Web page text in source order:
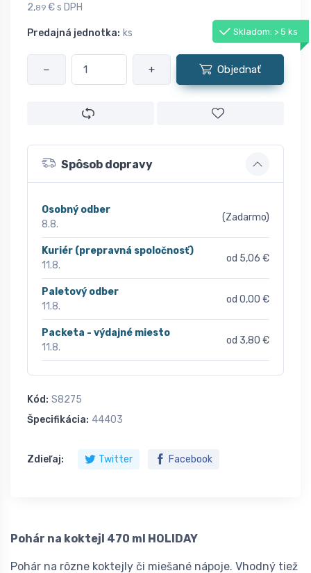
2,89 € s DPH
Predajná jednotka: ks Skladom: > 5 ks
− + Objednať
Spôsob dopravy
Osobný odber
8.8.
(Zadarmo)
Kuriér (prepravná spoločnosť)
11.8.
od 5,06 €
Paletový odber
11.8.
od 0,00 €
Packeta - výdajné miesto
11.8.
od 3,80 €
Kód: S8275
Špecifikácia: 44403
Zdieľaj: Twitter Facebook
Pohár na koktejl 470 ml HOLIDAY
Pohár na rôzne koktejly či miešané nápoje. Vhodný tiež